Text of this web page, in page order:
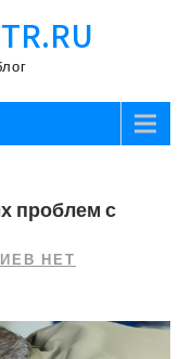
проблем с
НЕТ